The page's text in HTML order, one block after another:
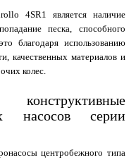
4SR1 является наличие
песка, способного
благодаря использованию
качественных материалов и
колес.
насосов серии
центробежного типа